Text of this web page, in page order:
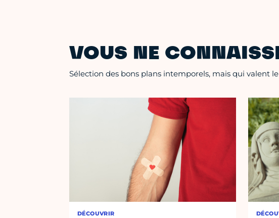
VOUS NE
Sélection des bons plans intemporels, mais qui valent
DÉCOUVRIR